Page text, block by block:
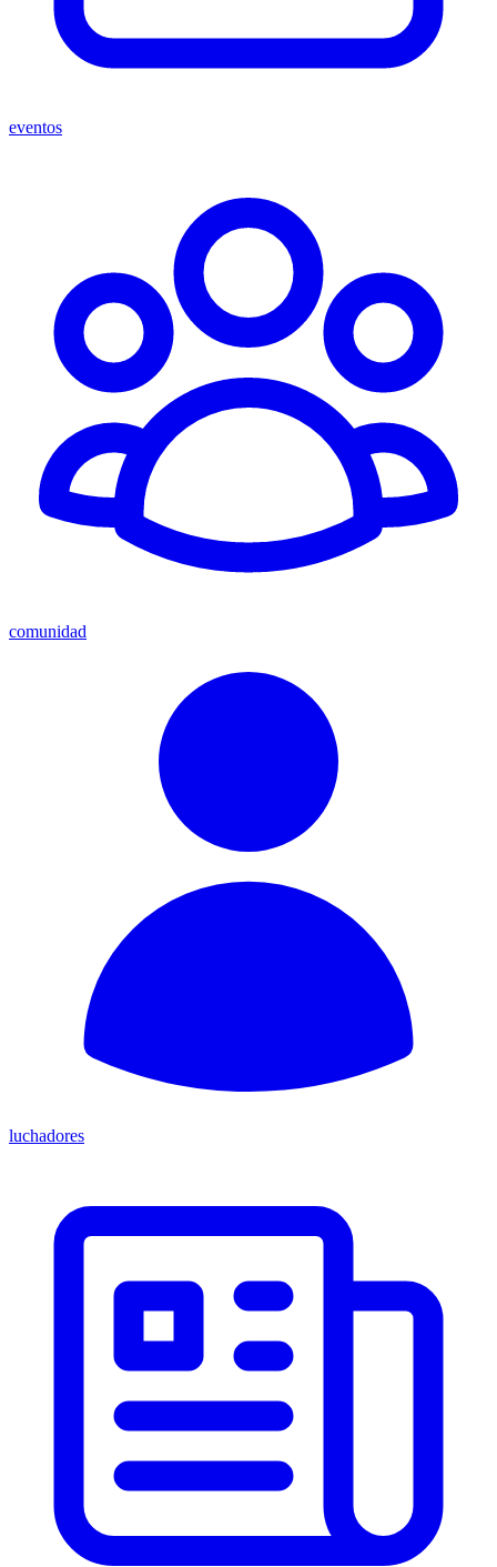
eventos
comunidad
luchadores